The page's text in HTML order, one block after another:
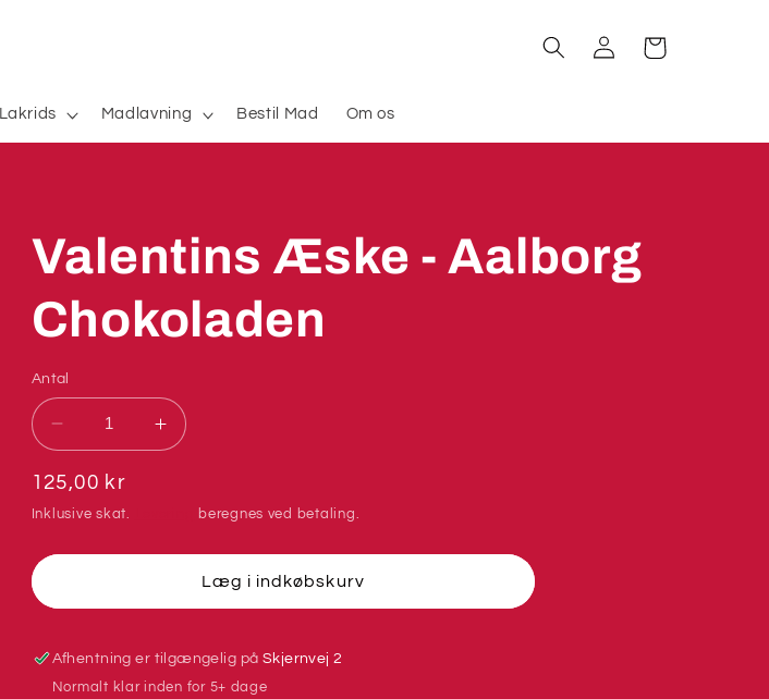
Lakrids Madlavning Bestil Mad Om os
Log
ind
Indkøbskurv
Valentins Æske - Aalborg
Chokoladen
Antal
Reducer
antallet
for
Valentins
-
Øg
antallet
Valentins
-
Aalborg
Normalpris
125,00 kr
Inklusive skat. beregnes ved betaling.
Læg i indkøbskurv
Afhentning er tilgængelig på Skjernvej 2
Normalt klar inden for 5+ dage